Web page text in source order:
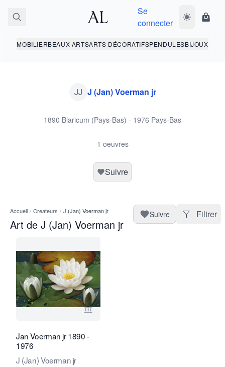
Se
connecter
Basculer le
MOBILIERBEAUX-ARTSARTS DÉCORATIFSPENDULESBIJOUX
JJ J (Jan) Voerman jr
1890 Blaricum (Pays-Bas) - 1976 Pays-Bas
1 oeuvres
Suivre
Accueil / Createurs / J (Jan) Voerman jr
Art de J (Jan) Voerman jr
Suivre Filtrer
Voir la page vendeur de Kunsthandel
Jan Voerman jr 1890 -
1976
J (Jan) Voerman jr